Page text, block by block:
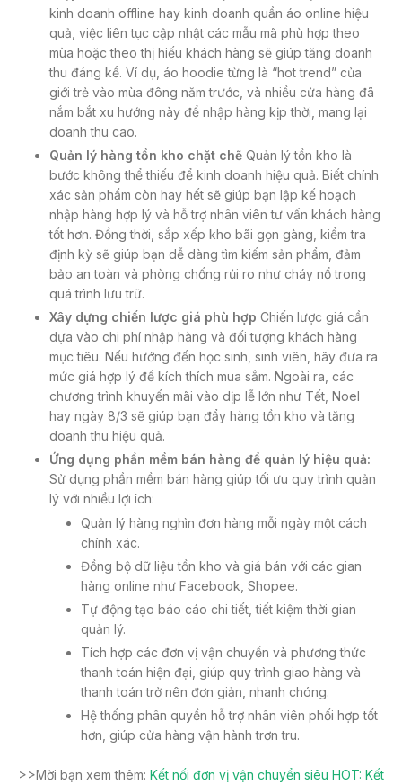
kinh doanh offline hay kinh doanh quần áo online hiệu
quả, việc liên tục cập nhật các mẫu mã phù hợp theo
mùa hoặc theo thị hiếu khách hàng sẽ giúp tăng doanh
thu đáng kể. Ví dụ, áo hoodie từng là “hot trend” của
giới trẻ vào mùa đông năm trước, và nhiều cửa hàng đã
nắm bắt xu hướng này để nhập hàng kịp thời, mang lại
doanh thu cao.
Quản lý hàng tồn kho chặt chẽ Quản lý tồn kho là
bước không thể thiếu để kinh doanh hiệu quả. Biết chính
xác sản phẩm còn hay hết sẽ giúp bạn lập kế hoạch
nhập hàng hợp lý và hỗ trợ nhân viên tư vấn khách hàng
tốt hơn. Đồng thời, sắp xếp kho bãi gọn gàng, kiểm tra
định kỳ sẽ giúp bạn dễ dàng tìm kiếm sản phẩm, đảm
bảo an toàn và phòng chống rủi ro như cháy nổ trong
quá trình lưu trữ.
Xây dựng chiến lược giá phù hợp Chiến lược giá cần
dựa vào chi phí nhập hàng và đối tượng khách hàng
mục tiêu. Nếu hướng đến học sinh, sinh viên, hãy đưa ra
mức giá hợp lý để kích thích mua sắm. Ngoài ra, các
chương trình khuyến mãi vào dịp lễ lớn như Tết, Noel
hay ngày 8/3 sẽ giúp bạn đẩy hàng tồn kho và tăng
doanh thu hiệu quả.
Ứng dụng phần mềm bán hàng để quản lý hiệu quả:
Sử dụng phần mềm bán hàng giúp tối ưu quy trình quản
lý với nhiều lợi ích:
Quản lý hàng nghìn đơn hàng mỗi ngày một cách
chính xác.
Đồng bộ dữ liệu tồn kho và giá bán với các gian
hàng online như Facebook, Shopee.
Tự động tạo báo cáo chi tiết, tiết kiệm thời gian
quản lý.
Tích hợp các đơn vị vận chuyển và phương thức
thanh toán hiện đại, giúp quy trình giao hàng và
thanh toán trở nên đơn giản, nhanh chóng.
Hệ thống phân quyền hỗ trợ nhân viên phối hợp tốt
hơn, giúp cửa hàng vận hành trơn tru.
>>Mời bạn xem thêm: Kết nối đơn vị vận chuyển siêu HOT: Kết